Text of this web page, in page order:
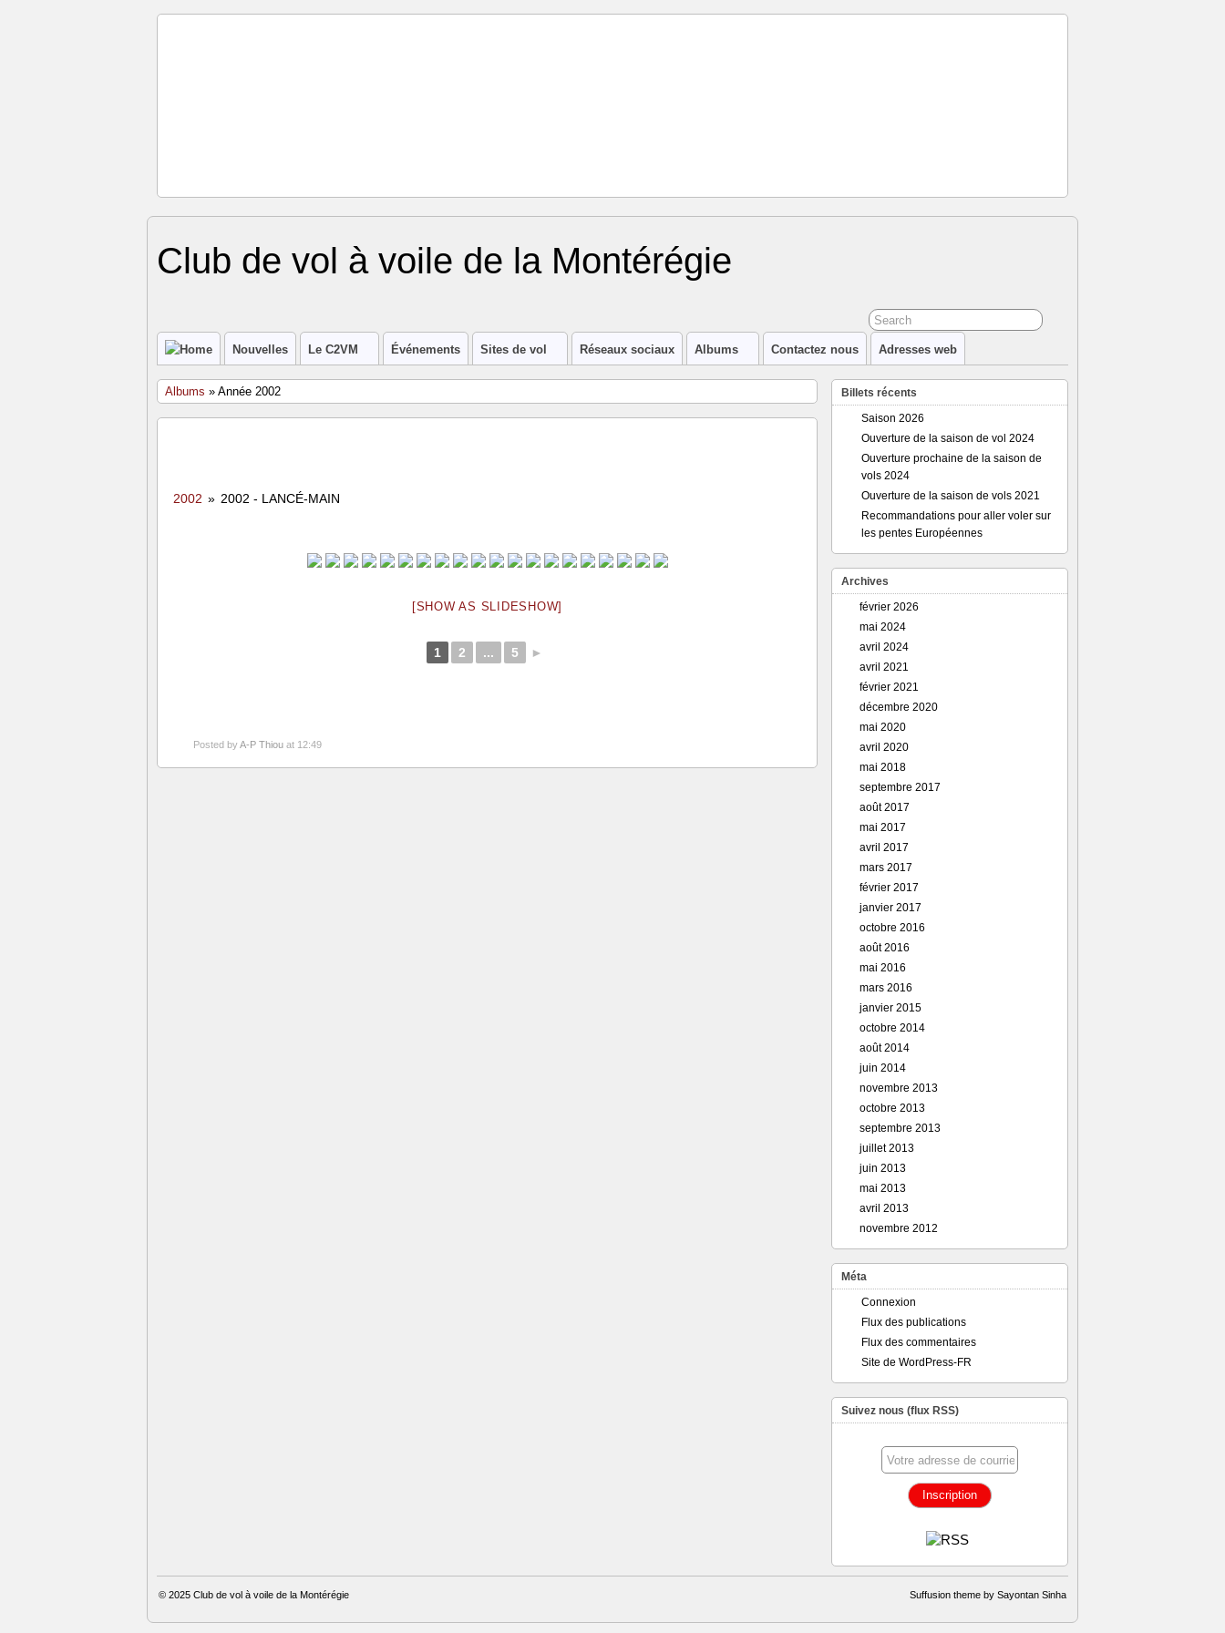
Club de vol à voile de la Montérégie
Nouvelles Le C2VM Événements Sites de vol Réseaux sociaux Albums Contactez nous Adresses web
Albums » Année 2002
2002 » 2002 - LANCÉ-MAIN
[SHOW AS SLIDESHOW]
1 2 ... 5 ►
Posted byA-P Thiou at 12:49
Billets récents
Saison 2026
Ouverture de la saison de vol 2024
Ouverture prochaine de la saison de
vols 2024
Ouverture de la saison de vols 2021
Recommandations pour aller voler sur
les pentes Européennes
Archives
février 2026
mai 2024
avril 2024
avril 2021
février 2021
décembre 2020
mai 2020
avril 2020
mai 2018
septembre 2017
août 2017
mai 2017
avril 2017
mars 2017
février 2017
janvier 2017
octobre 2016
août 2016
mai 2016
mars 2016
janvier 2015
octobre 2014
août 2014
juin 2014
novembre 2013
octobre 2013
septembre 2013
juillet 2013
juin 2013
mai 2013
avril 2013
novembre 2012
Méta
Connexion
Flux des publications
Flux des commentaires
Site de WordPress-FR
Suivez nous (flux RSS)
© 2025 Club de vol à voile de la Montérégie Suffusion theme by Sayontan Sinha